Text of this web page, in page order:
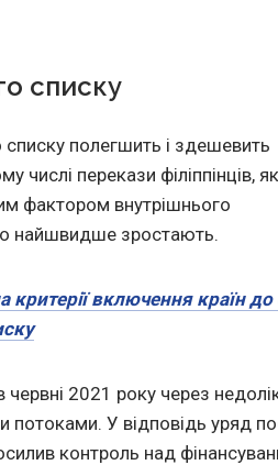
списку
списку полегшить і здешевить
числі перекази філіппінців,
фактором внутрішнього
найшвидше зростають.
критерії включення країн до
червні 2021 року через
потоками. У відповідь уряд
контроль над